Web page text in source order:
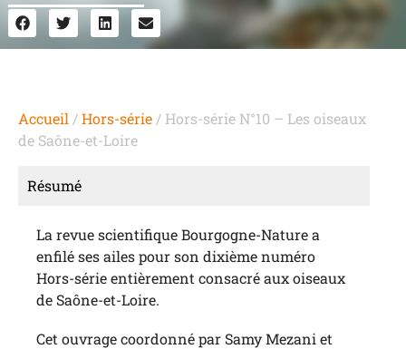
Accueil /Hors-série / Hors-série N°10 – Les oiseaux
de Saône-et-Loire
Résumé
La revue scientifique Bourgogne-Nature a
enfilé ses ailes pour son dixième numéro
Hors-série entièrement consacré aux oiseaux
de Saône-et-Loire.
Cet ouvrage coordonné par Samy Mezani et